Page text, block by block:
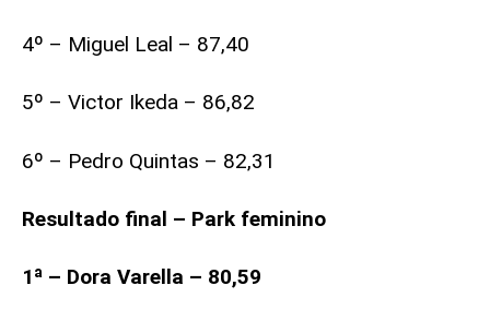
4º – Miguel Leal – 87,40
5º – Victor Ikeda – 86,82
6º – Pedro Quintas – 82,31
Resultado final – Park feminino
1ª – Dora Varella – 80,59